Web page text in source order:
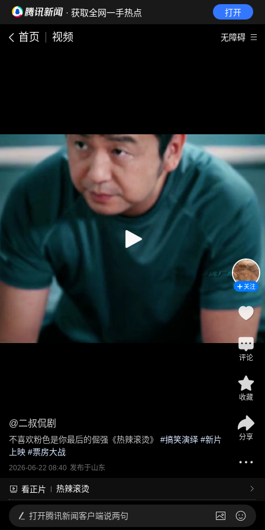
· 获取全网一手热点 打开
首页 视频 无障碍
@二叔侃剧
不喜欢粉色是你最后的倔强《热辣滚烫》 #搞笑演绎 #新片
上映 #票房大战
2026-06-22 08:40 发布于山东
看正片 热辣滚烫
关注
评论
收藏
分享
打开腾讯新闻客户端说两句